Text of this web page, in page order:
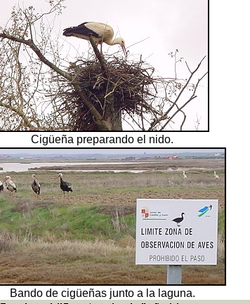
Cigüeña preparando el nido.
Bando de cigüeñas junto a la laguna.